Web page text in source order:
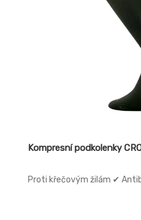
Kompresní podkolenky
Proti křečovým žilám ✔